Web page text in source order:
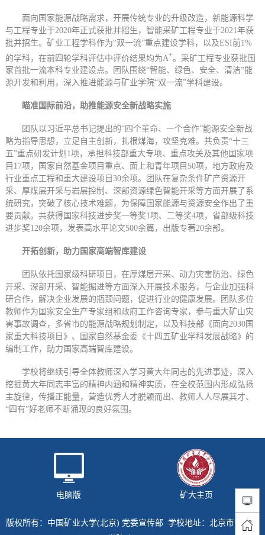
面向国家能源战略需求，开展传统专业的升级改造，新能源科学
与工程专业于2020年正式获批并招生，智能采矿工程专业于2021年获
批并招生。矿业工程学科作为“双一流”重点建设学科，以及ESI前1%
的学科，在前四轮学科评估中评价结果均为A+。采矿工程专业获批国
家首批一流本科专业建设点。团队围绕“智能、绿色、安全、清洁”能
源开发和利用，深入推进能源与矿业学院“双一流”学科建设。
瞄准国际前沿，助推能源安全新战略实施
团队以习近平总书记提出的“四个革命、一个合作”能源安全新战
略为指导思想，立足自主创新，扎根煤海，攻坚克难。共负责“十三
五”重点研发计划1项，承担科技部重大专项、重点攻关及其他国家项
目17项，国家自然基金项目重点、面上和青年项目50项，地方政府及
行业重点工程和重大建设项目30余项。团队在复杂条件矿产资源开
采、厚煤层开采与岩层控制、深部资源绿色智能开采等方面开展了系
统研究，突破了核心技术难题，为保障国家能源与资源安全作出了重
要贡献。共获得国家科技进步奖一等奖1项、二等奖4项，省部级科技
进步奖120余项，发表高水平论文500余篇，出版专著20余部。
开拓创新，助力国家高端智库建设
团队依托国家级科研项目，在厚煤层开采、动力灾害防治、绿色
开采、深部开采、智能掘进等方面深入开展技术服务，与企业加强科
研合作，解决企业发展的瓶颈问题，促进行业的健康发展。团队多位
教师作为国家安全生产专家组和政府工作咨询专家，参与重大矿山灾
害事故调查，多省市的能源战略规划制定，以及科技部《面向2030国
家重大科技项目》、国家自然基金委《十四五矿业学科发展战略》的
编制工作，助力国家高端智库建设。
学校将继续引导全体教师深入学习黄大年同志的先进事迹，深入
挖掘黄大年同志丰富的精神内涵和精神实质，在全校范围内形成弘扬
主旋律，传播正能量，营造优秀人才脱颖而出、教师人人尽展其才、
“四有”好老师不断涌现的良好氛围。
电脑版 矿大主页
版权所有：中国矿业大学(北京) 党委宣传部 学校地址：北京市海淀区